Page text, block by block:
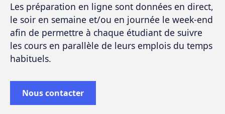
Les préparation en ligne sont données en direct,
le soir en semaine et/ou en journée le week-end
afin de permettre à chaque étudiant de suivre
les cours en parallèle de leurs emplois du temps
habituels.
Nous contacter